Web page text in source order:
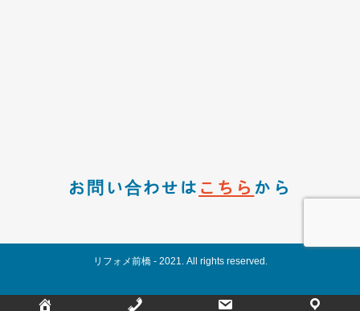
お問い合わせは こちら から
リフォメ前橋 - 2021. All rights reserved.